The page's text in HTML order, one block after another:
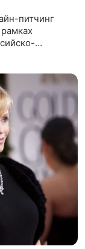
питчинг